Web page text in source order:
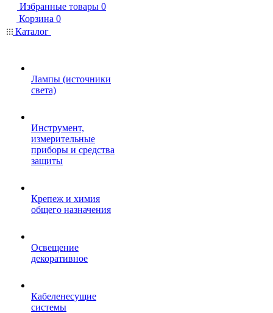
Избранные товары 0
Корзина 0
Каталог
Лампы (источники
света)
Инструмент,
измерительные
приборы и средства
защиты
Крепеж и химия
общего назначения
Освещение
декоративное
Кабеленесущие
системы